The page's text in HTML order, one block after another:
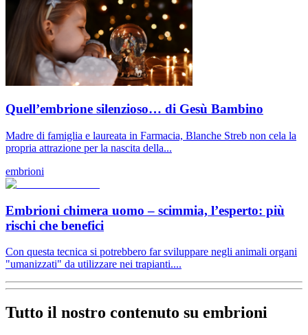
Quell’embrione silenzioso… di Gesù Bambino
Madre di famiglia e laureata in Farmacia, Blanche Streb non cela la
propria attrazione per la nascita della...
embrioni
Embrioni chimera uomo – scimmia, l’esperto: più
rischi che benefici
Con questa tecnica si potrebbero far sviluppare negli animali organi
"umanizzati" da utilizzare nei trapianti....
Tutto il nostro contenuto su embrioni